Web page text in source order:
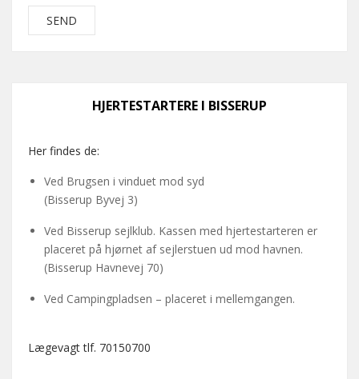
HJERTESTARTERE I BISSERUP
Her findes de:
Ved Brugsen i vinduet mod syd
(Bisserup Byvej 3)
Ved Bisserup sejlklub. Kassen med hjertestarteren er
placeret på hjørnet af sejlerstuen ud mod havnen.
(Bisserup Havnevej 70)
Ved Campingpladsen – placeret i mellemgangen.
Lægevagt tlf. 70150700